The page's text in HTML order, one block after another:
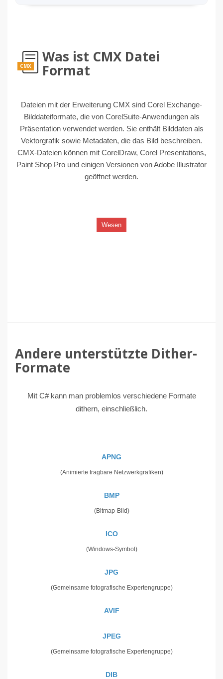
CMX
Was ist CMX Datei
Format
Dateien mit der Erweiterung CMX sind Corel Exchange-
Bilddateiformate, die von CorelSuite-Anwendungen als
Präsentation verwendet werden. Sie enthält Bilddaten als
Vektorgrafik sowie Metadaten, die das Bild beschreiben.
CMX-Dateien können mit CorelDraw, Corel Presentations,
Paint Shop Pro und einigen Versionen von Adobe Illustrator
geöffnet werden.
Wesen
Andere unterstützte Dither-
Formate
Mit C# kann man problemlos verschiedene Formate
dithern, einschließlich.
APNG
(Animierte tragbare Netzwerkgrafiken)
BMP
(Bitmap-Bild)
ICO
(Windows-Symbol)
JPG
(Gemeinsame fotografische Expertengruppe)
AVIF
JPEG
(Gemeinsame fotografische Expertengruppe)
DIB